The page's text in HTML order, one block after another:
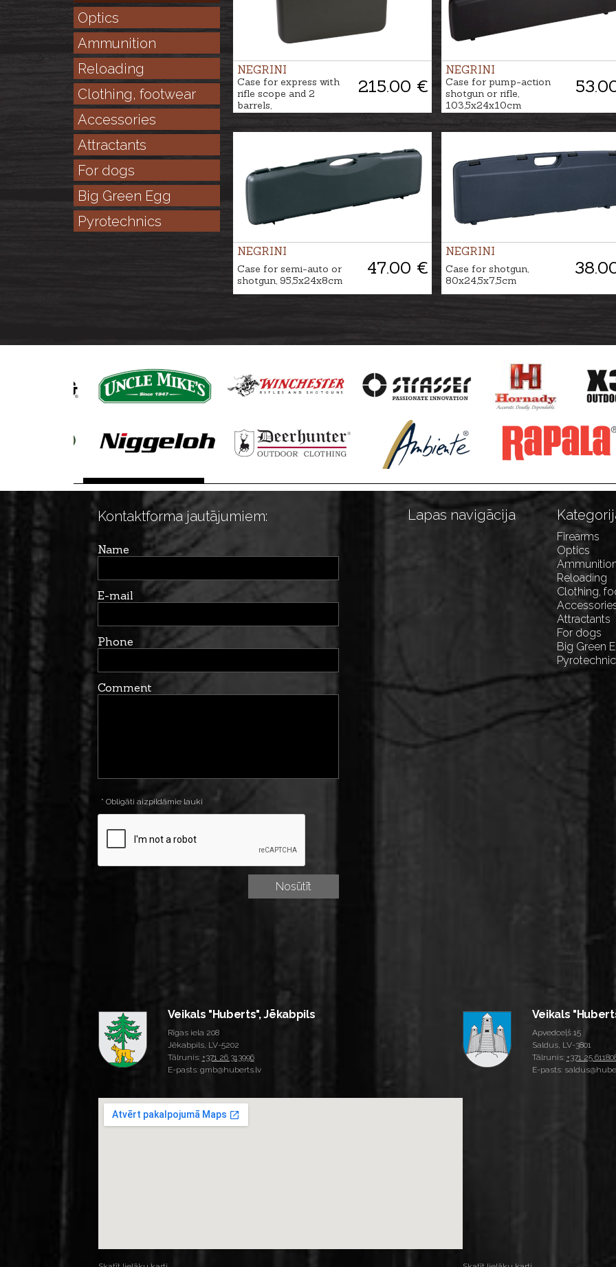
Optics
Ammunition
Reloading
Clothing, footwear
Accessories
Attractants
For dogs
Big Green Egg
Pyrotechnics
NEGRINI
215.00 €
Case for express with
rifle scope and 2
barrels,
NEGRINI
Case for pump-action
shotgun or rifle,
103,5x24x10cm
NEGRINI
47.00 €
Case for semi-auto or
shotgun, 95,5x24x8cm
NEGRINI
Case for shotgun,
80x24,5x7,5cm
Kontaktforma jautājumiem:
Name
E-mail
Phone
Comment
* Obligāti aizpildāmie lauki
Lapas navigācija
Firearms
Optics
Reloading
Clothing,
Attractants
For dogs
Big Green
Veikals "Huberts", Jēkabpils
Rīgas iela 208
Jēkabpils, LV-5202
Tālrunis: +371 26 313996
E-pasts: gmb@huberts.lv
Veikals
Apvedceļš 15
Saldus, LV-3801
Tālrunis: +371 25
E-pasts: